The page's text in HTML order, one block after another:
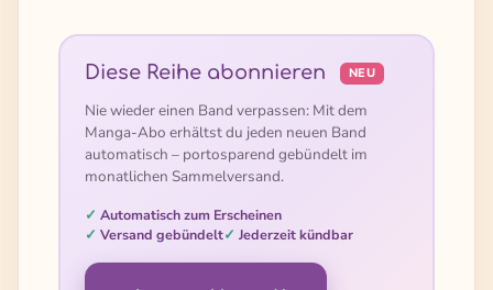
Diese Reihe abonnieren NEU
Nie wieder einen Band verpassen: Mit dem
Manga-Abo erhältst du jeden neuen Band
automatisch – portosparend gebündelt im
monatlichen Sammelversand.
Automatisch zum Erscheinen
Versand gebündelt
Jederzeit kündbar